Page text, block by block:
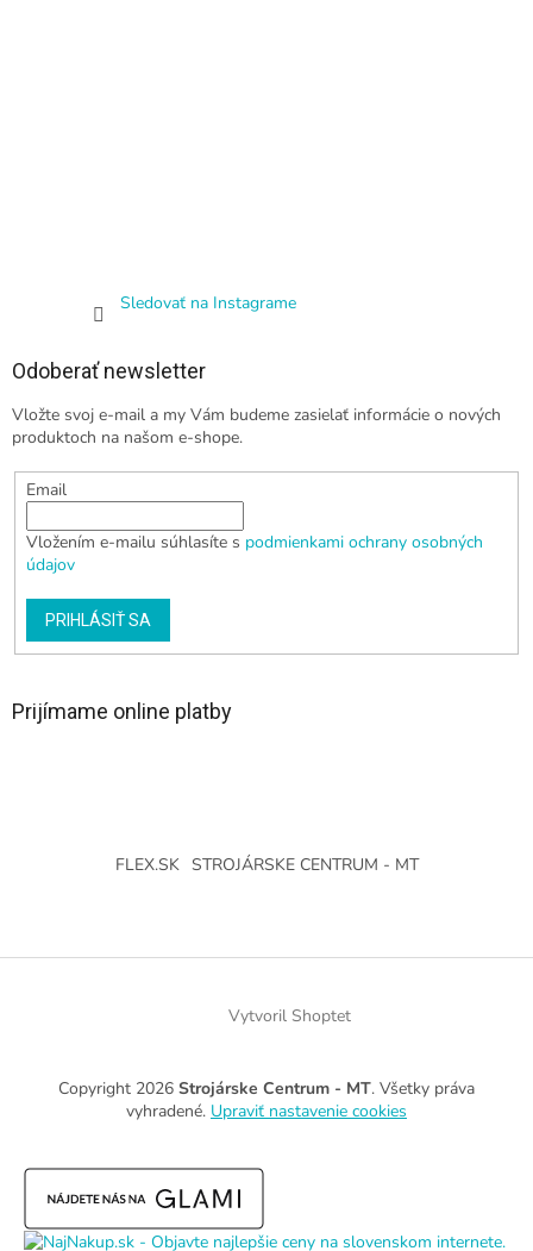
Sledovať na Instagrame
Odoberať newsletter
Vložte svoj e-mail a my Vám budeme zasielať informácie o nových
produktoch na našom e-shope.
Email
Vložením e-mailu súhlasíte s podmienkami ochrany osobných
údajov
PRIHLÁSIŤ SA
Prijímame online platby
FLEX.SK STROJÁRSKE CENTRUM - MT
Vytvoril Shoptet
Copyright 2026 Strojárske Centrum - MT. Všetky práva
vyhradené. Upraviť nastavenie cookies